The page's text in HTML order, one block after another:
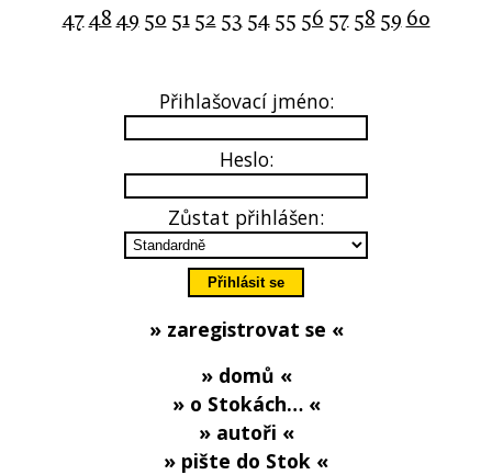
4748 49 50 51 52 53 54 55 56 57 58 59 60
Přihlašovací jméno:
Heslo:
Zůstat přihlášen:
» zaregistrovat se «
» domů «
» o Stokách… «
» autoři «
» pište do Stok «